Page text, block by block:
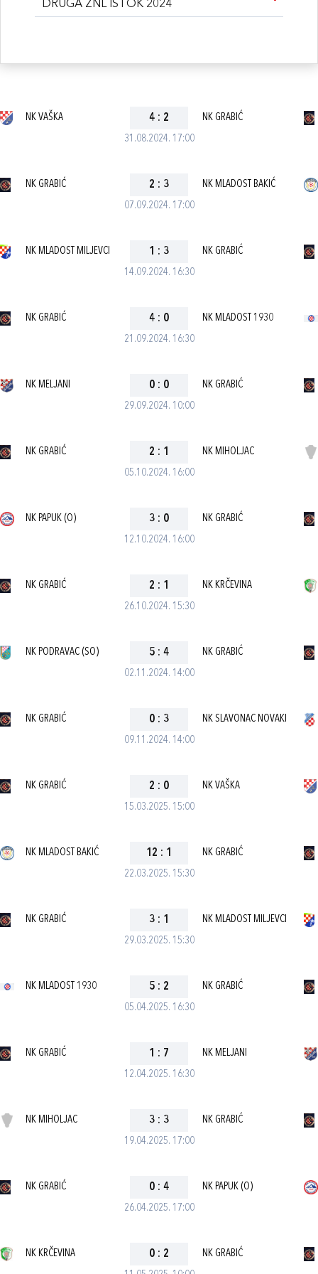
DRUGA ŽNL ISTOK 2024
31.08.2024. 17:00
NK VAŠKA 4 : 2 NK GRABIĆ
07.09.2024. 17:00
NK GRABIĆ 2 : 3 NK MLADOST BAKIĆ
14.09.2024. 16:30
NK MLADOST MILJEVCI 1 : 3 NK GRABIĆ
21.09.2024. 16:30
NK GRABIĆ 4 : 0 NK MLADOST 1930
29.09.2024. 10:00
NK MELJANI 0 : 0 NK GRABIĆ
05.10.2024. 16:00
NK GRABIĆ 2 : 1 NK MIHOLJAC
12.10.2024. 16:00
NK PAPUK (O) 3 : 0 NK GRABIĆ
26.10.2024. 15:30
NK GRABIĆ 2 : 1 NK KRČEVINA
02.11.2024. 14:00
NK PODRAVAC (SO) 5 : 4 NK GRABIĆ
09.11.2024. 14:00
NK GRABIĆ 0 : 3 NK SLAVONAC NOVAKI
15.03.2025. 15:00
NK GRABIĆ 2 : 0 NK VAŠKA
22.03.2025. 15:30
NK MLADOST BAKIĆ 12 : 1 NK GRABIĆ
29.03.2025. 15:30
NK GRABIĆ 3 : 1 NK MLADOST MILJEVCI
05.04.2025. 16:30
NK MLADOST 1930 5 : 2 NK GRABIĆ
12.04.2025. 16:30
NK GRABIĆ 1 : 7 NK MELJANI
19.04.2025. 17:00
NK MIHOLJAC 3 : 3 NK GRABIĆ
26.04.2025. 17:00
NK GRABIĆ 0 : 4 NK PAPUK (O)
NK KRČEVINA 0 : 2 NK GRABIĆ